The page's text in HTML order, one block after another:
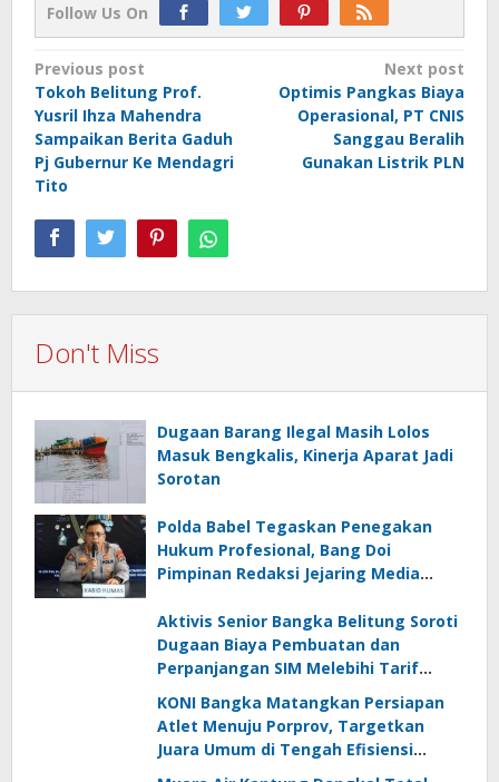
Follow Us On
Post
navigation
Previous post
Tokoh Belitung Prof.
Yusril Ihza Mahendra
Sampaikan Berita Gaduh
Pj Gubernur Ke Mendagri
Tito
Next post
Optimis Pangkas Biaya
Operasional, PT CNIS
Sanggau Beralih
Gunakan Listrik PLN
Don't Miss
Dugaan Barang Ilegal Masih Lolos
Masuk Bengkalis, Kinerja Aparat Jadi
Sorotan
Polda Babel Tegaskan Penegakan
Hukum Profesional, Bang Doi
Pimpinan Redaksi Jejaring Media
Panggilan
Aktivis Senior Bangka Belitung Soroti
Dugaan Biaya Pembuatan dan
Perpanjangan SIM Melebihi Tarif
Tanggapan
KONI Bangka Matangkan Persiapan
Atlet Menuju Porprov, Targetkan
Juara Umum di Tengah Efisiensi